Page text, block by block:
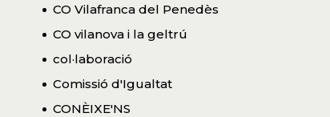
CO Vilafranca del Penedès
CO vilanova i la geltrú
col·laboració
Comissió d'Igualtat
CONÈIXE'NS